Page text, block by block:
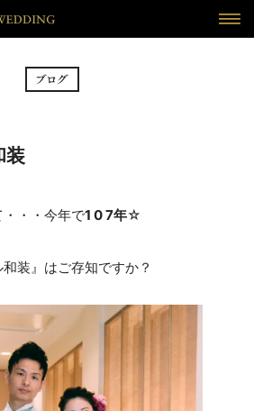
DRESS
ドレス
PLAN
プラン
装
・・今年で1 0 7年☆
装』はご存知ですか？